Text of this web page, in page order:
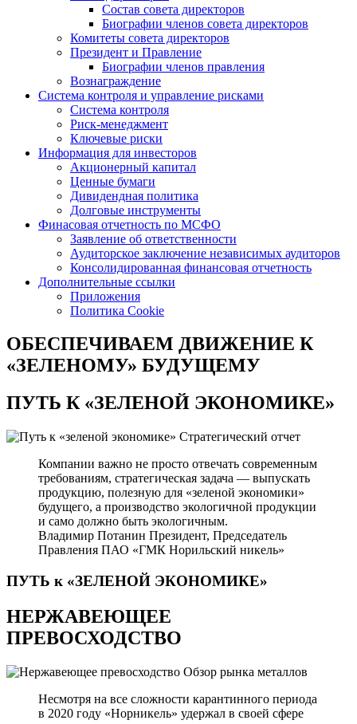
Состав совета директоров
Биографии членов совета директоров
Комитеты совета директоров
Президент и Правление
Биографии членов правления
Вознаграждение
Система контроля и управление рисками
Система контроля
Риск-менеджмент
Ключевые риски
Информация для инвесторов
Акционерный капитал
Ценные бумаги
Дивидендная политика
Долговые инструменты
Финасовая отчетность по МСФО
Заявление об ответственности
Аудиторское заключение независимых аудиторов
Консолидированная финансовая отчетность
Дополнительные ссылки
Приложения
Политика Cookie
ОБЕСПЕЧИВАЕМ ДВИЖЕНИЕ К
«ЗЕЛЕНОМУ» БУДУЩЕМУ
ПУТЬ К«ЗЕЛЕНОЙ ЭКОНОМИКЕ»
Стратегический отчет
Компании важно не просто отвечать современным
требованиям, стратегическая задача — выпускать
продукцию, полезную для «зеленой экономики»
будущего, а производство экологичной продукции
и само должно быть экологичным.
Владимир Потанин Президент, Председатель
Правления ПАО «ГМК Норильский никель»
ПУТЬ к «ЗЕЛЕНОЙ ЭКОНОМИКЕ»
НЕРЖАВЕЮЩЕЕ
ПРЕВОСХОДСТВО
Обзор рынка металлов
Несмотря на все сложности карантинного периода
в 2020 году «Норникель» удержал в своей сфере